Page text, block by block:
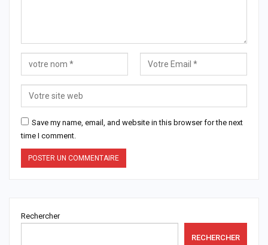
Save my name, email, and website in this browser for the next
time I comment.
Rechercher
RECHERCHER